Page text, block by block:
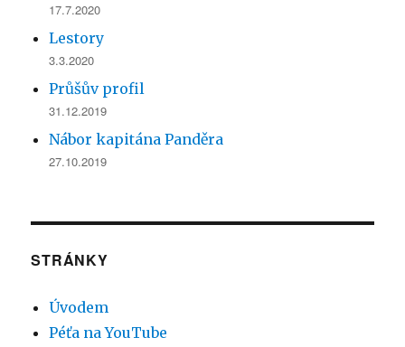
17.7.2020
Lestory
3.3.2020
Průšův profil
31.12.2019
Nábor kapitána Panděra
27.10.2019
STRÁNKY
Úvodem
Péťa na YouTube